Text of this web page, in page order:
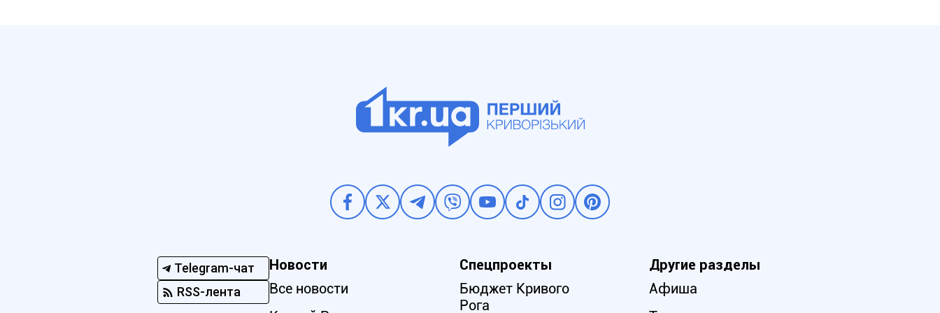
Telegram-чат
RSS-лента
Новости
Все новости
Спецпроекты
Бюджет Кривого
Рога
Другие разделы
Афиша